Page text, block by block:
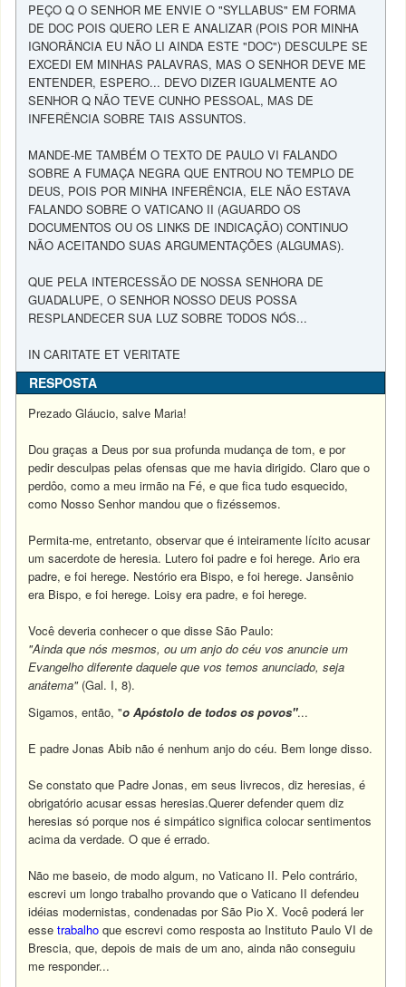
PEÇO Q O SENHOR ME ENVIE O "SYLLABUS" EM FORMA
DE DOC POIS QUERO LER E ANALIZAR (POIS POR MINHA
IGNORÂNCIA EU NÃO LI AINDA ESTE "DOC") DESCULPE SE
EXCEDI EM MINHAS PALAVRAS, MAS O SENHOR DEVE ME
ENTENDER, ESPERO... DEVO DIZER IGUALMENTE AO
SENHOR Q NÃO TEVE CUNHO PESSOAL, MAS DE
INFERÊNCIA SOBRE TAIS ASSUNTOS.
MANDE-ME TAMBÉM O TEXTO DE PAULO VI FALANDO
SOBRE A FUMAÇA NEGRA QUE ENTROU NO TEMPLO DE
DEUS, POIS POR MINHA INFERÊNCIA, ELE NÃO ESTAVA
FALANDO SOBRE O VATICANO II (AGUARDO OS
DOCUMENTOS OU OS LINKS DE INDICAÇÃO) CONTINUO
NÃO ACEITANDO SUAS ARGUMENTAÇÕES (ALGUMAS).
QUE PELA INTERCESSÃO DE NOSSA SENHORA DE
GUADALUPE, O SENHOR NOSSO DEUS POSSA
RESPLANDECER SUA LUZ SOBRE TODOS NÓS...
IN CARITATE ET VERITATE
RESPOSTA
Prezado Gláucio, salve Maria!
Dou graças a Deus por sua profunda mudança de tom, e por
pedir desculpas pelas ofensas que me havia dirigido. Claro que o
perdôo, como a meu irmão na Fé, e que fica tudo esquecido,
como Nosso Senhor mandou que o fizéssemos.
Permita-me, entretanto, observar que é inteiramente lícito acusar
um sacerdote de heresia. Lutero foi padre e foi herege. Ario era
padre, e foi herege. Nestório era Bispo, e foi herege. Jansênio
era Bispo, e foi herege. Loisy era padre, e foi herege.
Você deveria conhecer o que disse São Paulo:
"Ainda que nós mesmos, ou um anjo do céu vos anuncie um
Evangelho diferente daquele que vos temos anunciado, seja
anátema"(Gal. I, 8).
Sigamos, então, "o Apóstolo de todos os povos"...
E padre Jonas Abib não é nenhum anjo do céu. Bem longe disso.
Se constato que Padre Jonas, em seus livrecos, diz heresias, é
obrigatório acusar essas heresias.Querer defender quem diz
heresias só porque nos é simpático significa colocar sentimentos
acima da verdade. O que é errado.
Não me baseio, de modo algum, no Vaticano II. Pelo contrário,
escrevi um longo trabalho provando que o Vaticano II defendeu
idéias modernistas, condenadas por São Pio X. Você poderá ler
essetrabalho que escrevi como resposta ao Instituto Paulo VI de
Brescia, que, depois de mais de um ano, ainda não conseguiu
me responder...